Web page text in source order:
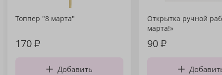
Топпер "8 марта"
170₽
Добавить
Открытка ручной
марта!»
90₽